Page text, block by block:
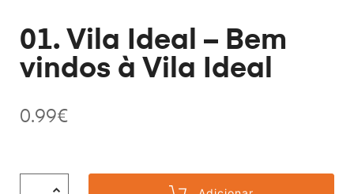
01. Vila Ideal – Bem
vindos à Vila Ideal
0.99€